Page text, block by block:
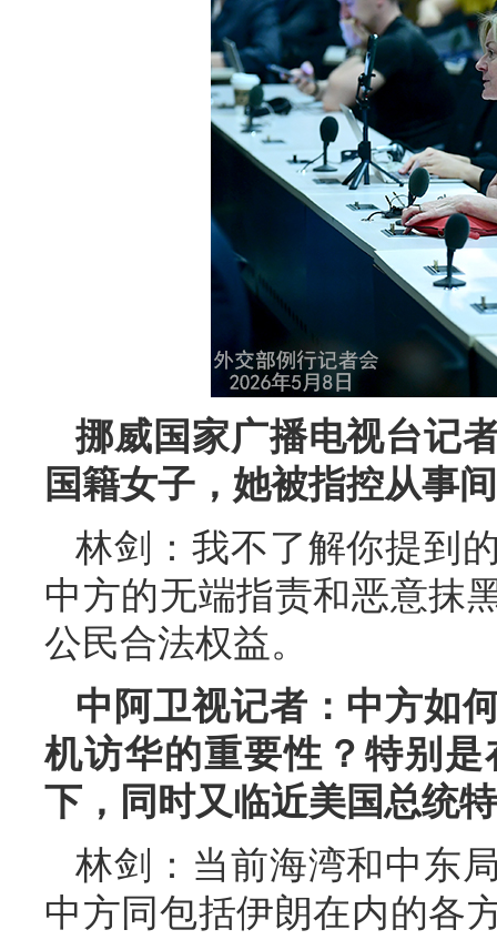
挪威国家广播电视台记
国籍女子，她被指控从事
林剑：我不了解你提到
中方的无端指责和恶意抹
公民合法权益。
中阿卫视记者：中方如
机访华的重要性？特别
下，同时又临近美国总统
林剑：当前海湾和中东
中方同包括伊朗在内的各